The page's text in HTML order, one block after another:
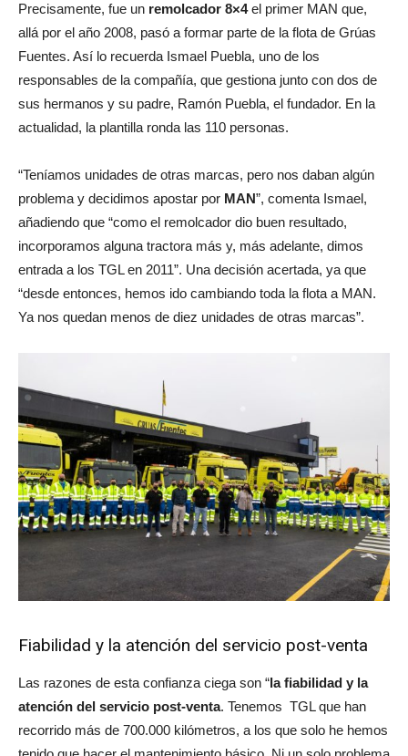
Precisamente, fue un remolcador 8×4el primer MAN que,
allá por el año 2008, pasó a formar parte de la flota de Grúas
Fuentes. Así lo recuerda Ismael Puebla, uno de los
responsables de la compañía, que gestiona junto con dos de
sus hermanos y su padre, Ramón Puebla, el fundador. En la
actualidad, la plantilla ronda las 110 personas.
“Teníamos unidades de otras marcas, pero nos daban algún
problema y decidimos apostar por MAN”, comenta Ismael,
añadiendo que “como el remolcador dio buen resultado,
incorporamos alguna tractora más y, más adelante, dimos
entrada a los TGL en 2011”. Una decisión acertada, ya que
“desde entonces, hemos ido cambiando toda la flota a MAN.
Ya nos quedan menos de diez unidades de otras marcas”.
Fiabilidad y la atención del servicio post-venta
Las razones de esta confianza ciega son “la fiabilidad y la
atención del servicio post-venta. Tenemos TGL que han
recorrido más de 700.000 kilómetros, a los que solo he hemos